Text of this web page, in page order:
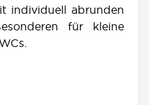
individuell abrunden
für kleine